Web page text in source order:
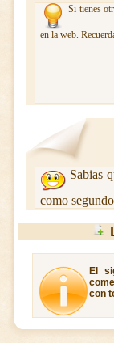
Si tienes
en la web.
Sabias
como
El
con